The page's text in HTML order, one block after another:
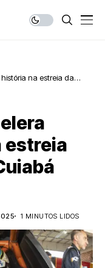
na estreia da
estreia
1 MINUTOS LIDOS